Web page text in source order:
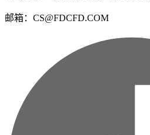
邮箱：CS@FDCFD.COM